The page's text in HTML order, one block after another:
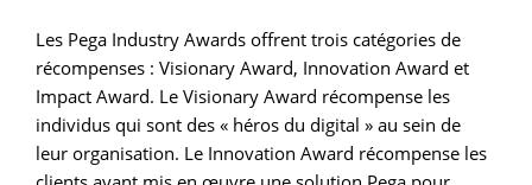
Les Pega Industry Awards offrent trois catégories de
récompenses : Visionary Award, Innovation Award et
Impact Award. Le Visionary Award récompense les
individus qui sont des « héros du digital » au sein de
leur organisation. Le Innovation Award récompense les